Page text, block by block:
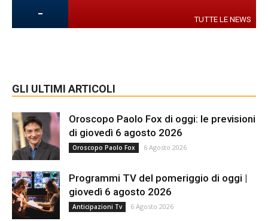
- TUTTE LE NEWS
GLI ULTIMI ARTICOLI
Oroscopo Paolo Fox di oggi: le previsioni
di giovedì 6 agosto 2026
Oroscopo Paolo Fox 6 Agosto 2026
Programmi TV del pomeriggio di oggi |
giovedì 6 agosto 2026
Anticipazioni Tv 6 Agosto 2026